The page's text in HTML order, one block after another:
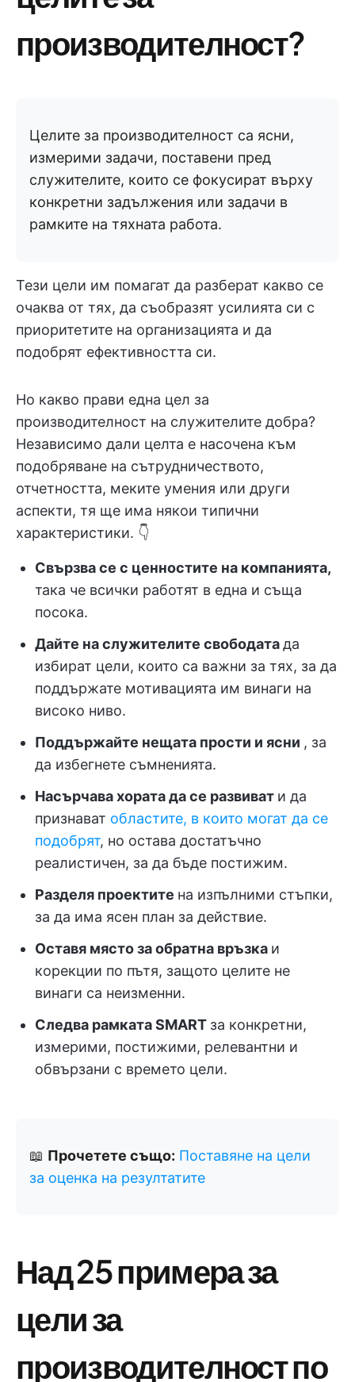
производителност?
Целите за производителност са ясни,
измерими задачи, поставени пред
служителите, които се фокусират върху
конкретни задължения или задачи в
рамките на тяхната работа.
Тези цели им помагат да разберат какво се
очаква от тях, да съобразят усилията си с
приоритетите на организацията и да
подобрят ефективността си.
Но какво прави една цел за
производителност на служителите добра?
Независимо дали целта е насочена към
подобряване на сътрудничеството,
отчетността, меките умения или други
аспекти, тя ще има някои типични
характеристики. 👇
Свързва се с ценностите на компанията,
така че всички работят в една и съща
посока.
Дайте на служителите свободатада
избират цели, които са важни за тях, за да
поддържате мотивацията им винаги на
високо ниво.
Поддържайте нещата прости и ясни , за
да избегнете съмненията.
Насърчава хората да се развиват и да
признават областите, в които могат да се
подобрят, но остава достатъчно
реалистичен, за да бъде постижим.
Разделя проектите на изпълними стъпки,
за да има ясен план за действие.
Оставя място за обратна връзка и
корекции по пътя, защото целите не
винаги са неизменни.
Следва рамката SMART за конкретни,
измерими, постижими, релевантни и
обвързани с времето цели.
📖 Прочетете също: Поставяне на цели
за оценка на резултатите
Над 25 примера за
цели за
производителност по